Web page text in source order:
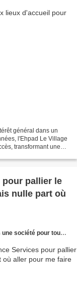
général dans un
l'Ehpad Le Village
transformant une
pour pallier le
nulle part où
pour tous les âges